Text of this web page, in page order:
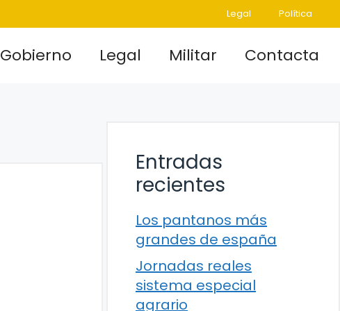
Legal Política
Gobierno Legal Militar Contacta
Entradas
recientes
Los pantanos más
grandes de españa
Jornadas reales
sistema especial
agrario